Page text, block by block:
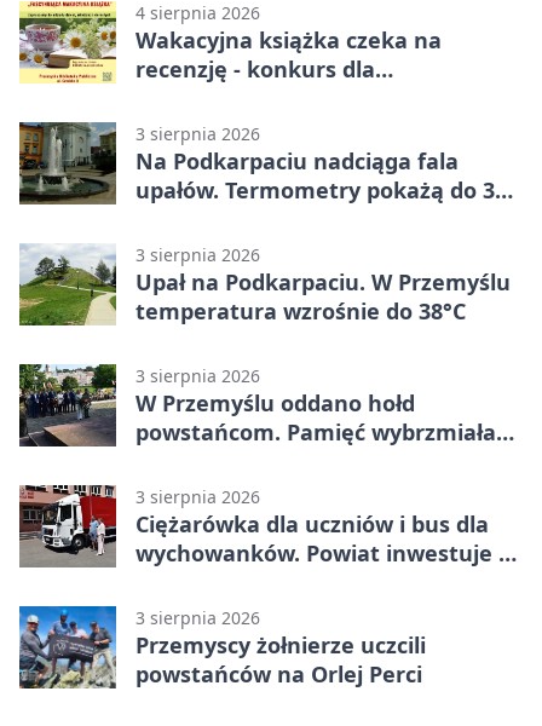
4 sierpnia 2026
Wakacyjna książka czeka na
recenzję - konkurs dla
3 sierpnia 2026
Na Podkarpaciu nadciąga fala
upałów. Termometry pokażą do 36
3 sierpnia 2026
Upał na Podkarpaciu. W Przemyślu
temperatura wzrośnie do 38°C
3 sierpnia 2026
W Przemyślu oddano hołd
powstańcom. Pamięć wybrzmiała
3 sierpnia 2026
Ciężarówka dla uczniów i bus dla
wychowanków. Powiat inwestuje w
3 sierpnia 2026
Przemyscy żołnierze uczcili
powstańców na Orlej Perci